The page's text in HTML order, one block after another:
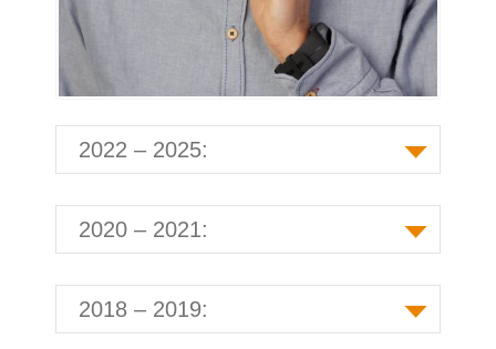
2022 – 2025:
2020 – 2021:
2018 – 2019: